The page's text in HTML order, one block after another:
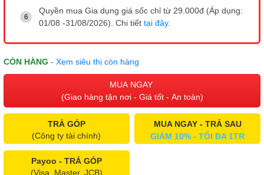
Quyền mua Gia dụng giá sốc chỉ từ 29.000đ (Áp dụng:
01/08 -31/08/2026). Chi tiết tại đây.
CÒN HÀNG - Xem siêu thị còn hàng
MUA NGAY
(Giao hàng tận nơi - Giá tốt - An toàn)
TRẢ GÓP
(Công ty tài chính)
MUA NGAY - TRẢ SAU
GIẢM 10% - TỐI ĐA 1TR
Payoo - TRẢ GÓP
(Visa, Master, JCB)